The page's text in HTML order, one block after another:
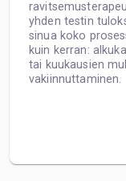
yhden testin
sinua koko
kuin kerran:
tai kuukausien
vakiinnuttaminen.